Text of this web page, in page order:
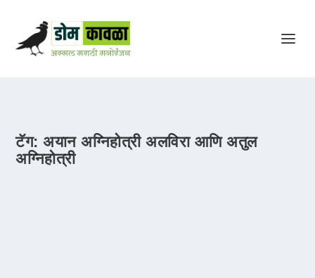
टॅग:अयान अग्निहोत्री अलविरा आणि अतुल
अग्निहोत्री